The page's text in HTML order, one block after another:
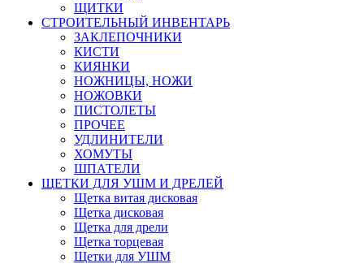
ЩИТКИ
СТРОИТЕЛЬНЫЙ ИНВЕНТАРЬ
ЗАКЛЕПОЧНИКИ
КИСТИ
КИЯНКИ
НОЖНИЦЫ, НОЖИ
НОЖОВКИ
ПИСТОЛЕТЫ
ПРОЧЕЕ
УДЛИНИТЕЛИ
ХОМУТЫ
ШПАТЕЛИ
ЩЕТКИ ДЛЯ УШМ И ДРЕЛЕЙ
Щетка витая дисковая
Щетка дисковая
Щетка для дрели
Щетка торцевая
Щетки для УШМ